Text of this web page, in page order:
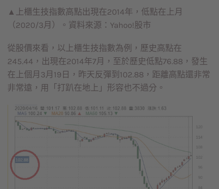
▲上櫃生技指數高點出現在2014年，低點在上月
（2020/3月）。資料來源：Yahoo!股市
從股價來看，以上櫃生技指數為例，歷史高點在
245.44，出現在2014年7月，至於歷史低點76.88，發生
在上個月3月19日，昨天反彈到102.88，距離高點還非常
非常遠，用「打趴在地上」形容也不過分。